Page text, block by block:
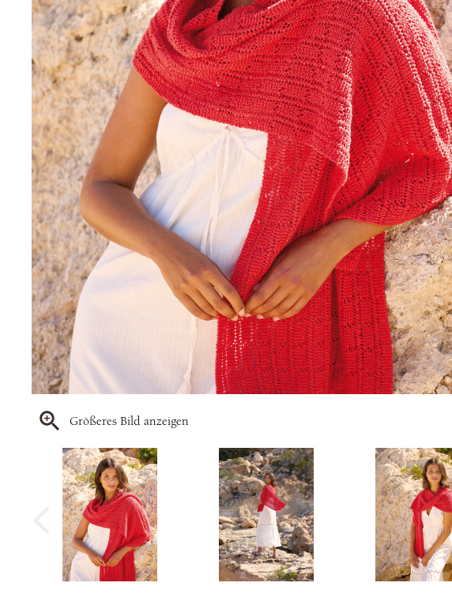
Größeres Bild anzeigen